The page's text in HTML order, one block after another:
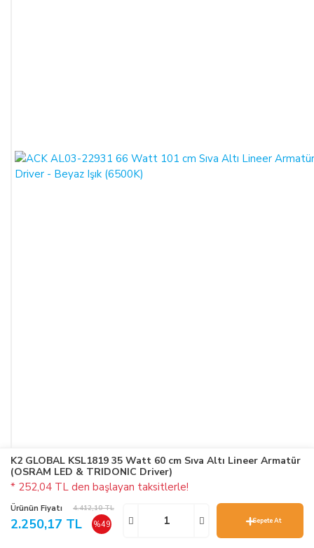
K2 GLOBAL KSL1819 35 Watt 60 cm Sıva Altı Lineer Armatür
(OSRAM LED & TRIDONIC Driver)
* 252,04 TL den başlayan taksitlerle!
Ürünün Fiyatı 4.412,10 TL
2.250,17 TL %49 Sepete At